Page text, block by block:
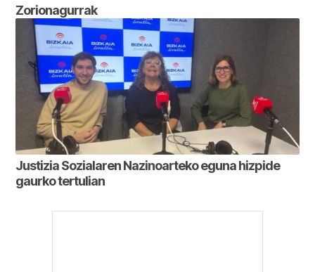
Zorionagurrak
Justizia Sozialaren Nazinoarteko eguna hizpide
gaurko tertulian